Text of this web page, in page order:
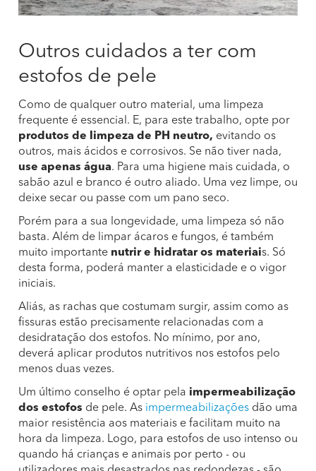
Outros cuidados a ter com
estofos de pele
Como de qualquer outro material, uma limpeza
frequente é essencial. E, para este trabalho, opte por
produtos de limpeza de PH neutro, evitando os
outros, mais ácidos e corrosivos. Se não tiver nada,
use apenas água. Para uma higiene mais cuidada, o
sabão azul e branco é outro aliado. Uma vez limpe, ou
deixe secar ou passe com um pano seco.
Porém para a sua longevidade, uma limpeza só não
basta. Além de limpar ácaros e fungos, é também
muito importante nutrir e hidratar os materiais. Só
desta forma, poderá manter a elasticidade e o vigor
iniciais.
Aliás, as rachas que costumam surgir, assim como as
fissuras estão precisamente relacionadas com a
desidratação dos estofos. No mínimo, por ano,
deverá aplicar produtos nutritivos nos estofos pelo
menos duas vezes.
Um último conselho é optar pela impermeabilização
dos estofos de pele. As impermeabilizações dão uma
maior resistência aos materiais e facilitam muito na
hora da limpeza. Logo, para estofos de uso intenso ou
quando há crianças e animais por perto - ou